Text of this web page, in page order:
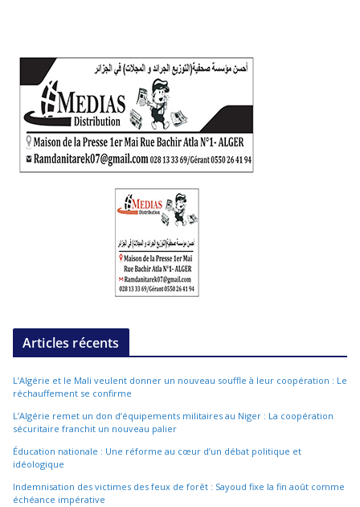
Articles récents
L’Algérie et le Mali veulent donner un nouveau souffle à leur coopération : Le
réchauffement se confirme
L’Algérie remet un don d’équipements militaires au Niger : La coopération
sécuritaire franchit un nouveau palier
Éducation nationale : Une réforme au cœur d’un débat politique et
idéologique
Indemnisation des victimes des feux de forêt : Sayoud fixe la fin août comme
échéance impérative